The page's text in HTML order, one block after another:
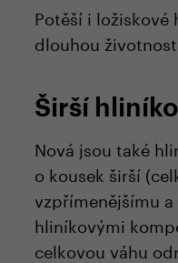
Potěší i ložiskové
dlouhou
Širší
Nová jsou také
o kousek širší
vzpřímenějšímu
hliníkovými
celkovou váhu